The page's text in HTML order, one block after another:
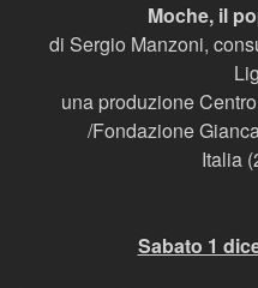
Moche, il
di Sergio Manzoni,
una produzione
/Fondazione
Italia
Sabato 1